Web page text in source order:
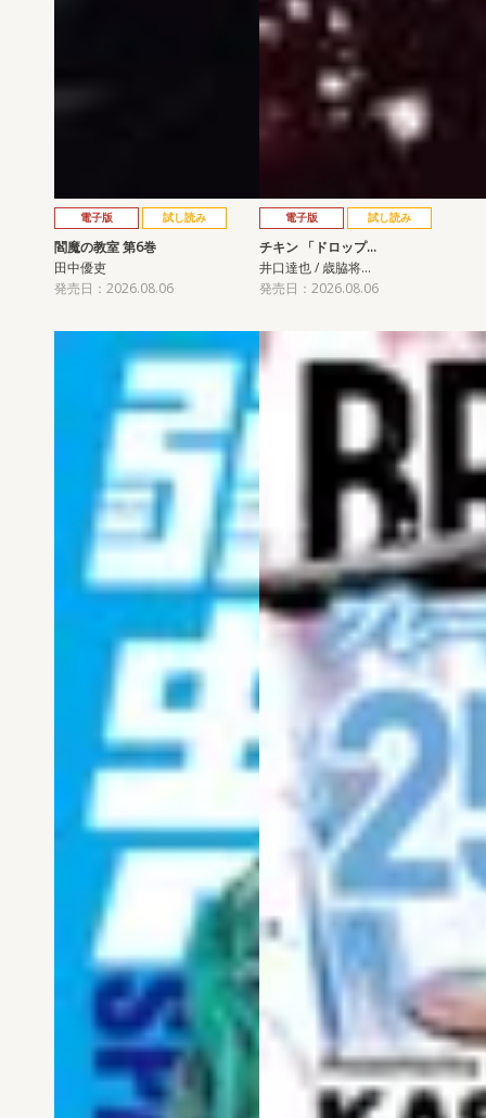
電子版 試し読み
閻魔の教室 第6巻
田中優吏
発売日：2026.08.06
電子版 試し読み
チキン 「ドロップ…
井口達也 / 歳脇将…
発売日：2026.08.06